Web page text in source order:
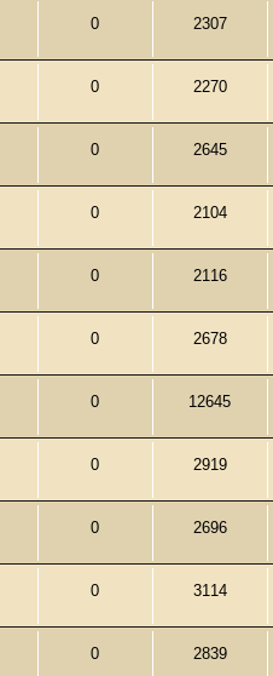
0 2307
0 2270
0 2645
0 2104
0 2116
0 2678
0 12645
0 2919
0 2696
0 3114
0 2839